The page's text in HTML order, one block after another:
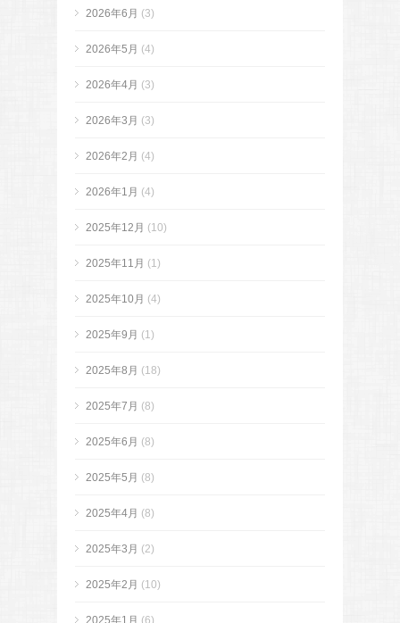
2026年6月 (3)
2026年5月 (4)
2026年4月 (3)
2026年3月 (3)
2026年2月 (4)
2026年1月 (4)
2025年12月 (10)
2025年11月 (1)
2025年10月 (4)
2025年9月 (1)
2025年8月 (18)
2025年7月 (8)
2025年6月 (8)
2025年5月 (8)
2025年4月 (8)
2025年3月 (2)
2025年2月 (10)
2025年1月 (6)